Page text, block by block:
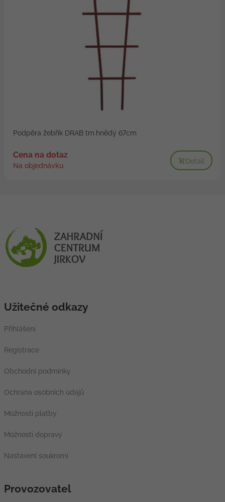
Podpěra žebřík DRAB tm.hnědý 67cm
Cena na dotaz
Na objednávku
Detail
Užitečné odkazy
Přihlášení
Registrace
Obchodní podmínky
Ochrana osobních údajů
Možnosti platby
Možnosti dopravy
Nastavení soukromí
Provozovatel